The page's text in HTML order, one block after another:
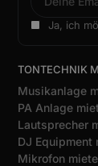
Ja, ich
TONTECHNIK
Musikanlage
PA Anlage
Lautsprecher
DJ Equipment
Mikrofon